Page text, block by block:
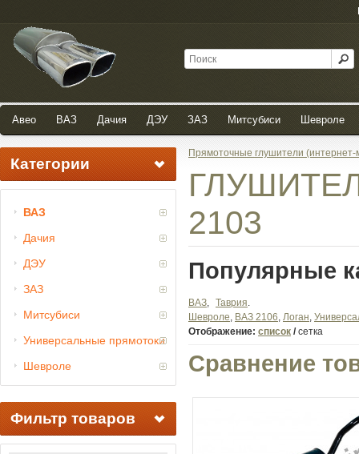
Авео ВАЗ Дачия ДЭУ ЗАЗ Митсубиси Шевроле
Категории
ВАЗ
Дачия
ДЭУ
ЗАЗ
Митсубиси
Универсальные прямотоки
Шевроле
Фильтр товаров
Прямоточные глушители (интернет-
2103
Популярные
ВАЗ
Таврия
Шевроле
ВАЗ 2106 Логан
Отображение: список /сетка
Сравнение